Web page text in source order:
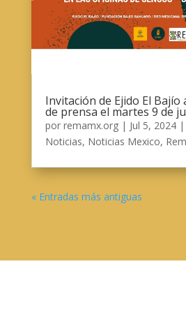
Invitación de Ejido El Bajío
de prensa el martes 9 de
por remamx.org| Jul 5, 2024|
Noticias, Noticias Mexico,
« Entradas más antiguas